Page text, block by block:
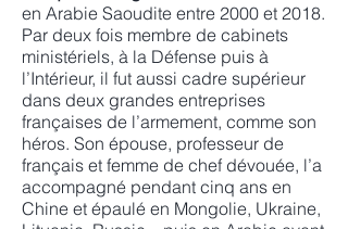
en Arabie Saoudite entre 2000 et 2018.
Par deux fois membre de cabinets
ministériels, à la Défense puis à
l’Intérieur, il fut aussi cadre supérieur
dans deux grandes entreprises
françaises de l’armement, comme son
héros. Son épouse, professeur de
français et femme de chef dévouée, l’a
accompagné pendant cinq ans en
Chine et épaulé en Mongolie, Ukraine,